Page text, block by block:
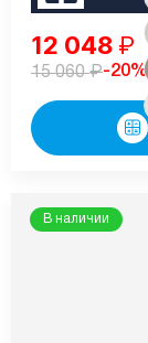
12 048 ₽
15 060₽-20%
В наличии